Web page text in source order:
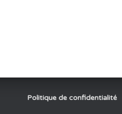
Politique de confidentialité